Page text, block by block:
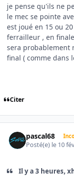
je pense qu'ils ne
le mec se pointe
est joué en 15 ou
ferrailleur , en
sera
final ( comme dans
Citer
pascal68
Posté(e) le 10
Il y a 3 heures,